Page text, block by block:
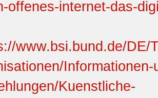
offenes-internet-das-
www.bsi.bund.de/DE/
Informationen-
Kuenstliche-